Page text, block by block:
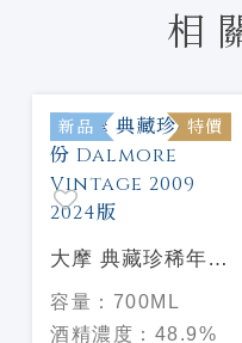
相
新品 特價
大摩 典藏珍稀年份
Dalmore Vintage
2009 2024版
容量： 700ML
酒精濃度： 48.9%